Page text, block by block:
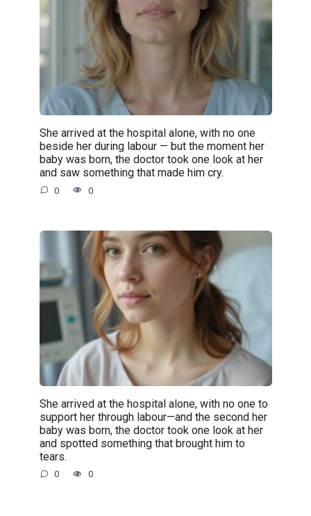
She arrived at the hospital alone, with no one
beside her during labour — but the moment her
baby was born, the doctor took one look at her
and saw something that made him cry.
0 0
She arrived at the hospital alone, with no one to
support her through labour—and the second her
baby was born, the doctor took one look at her
and spotted something that brought him to
tears.
0 0